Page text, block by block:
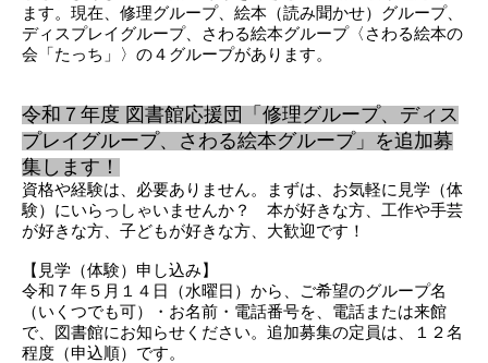
ます。現在、修理グループ、絵本（読み聞かせ）グループ、
ディスプレイグループ、さわる絵本グループ〈さわる絵本の
会「たっち」〉の４グループがあります。
令和７年度 図書館応援団「修理グループ、ディス
プレイグループ、さわる絵本グループ」を追加募
集します！
資格や経験は、必要ありません。まずは、お気軽に見学（体
験）にいらっしゃいませんか？ 本が好きな方、工作や手芸
が好きな方、子どもが好きな方、大歓迎です！
【見学（体験）申し込み】
令和７年５月１４日（水曜日）から、ご希望のグループ名
（いくつでも可）・お名前・電話番号を、電話または来館
で、図書館にお知らせください。追加募集の定員は、１２名
程度（申込順）です。